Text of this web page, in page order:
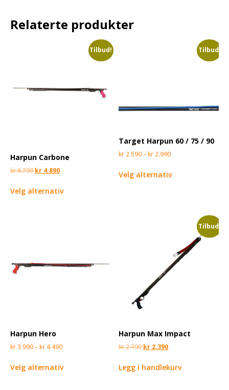
Relaterte produkter
Tilbud!
Harpun Carbone
kr6.790 kr 4.890
Velg alternativ
Tilbud!
Target Harpun 60 / 75 / 90
kr 2.590– kr 2.990
Velg alternativ
Harpun Hero
kr3.990– kr 4.490
Velg alternativ
Tilbud!
Harpun Max Impact
kr2.790 kr 2.390
Legg i handlekurv